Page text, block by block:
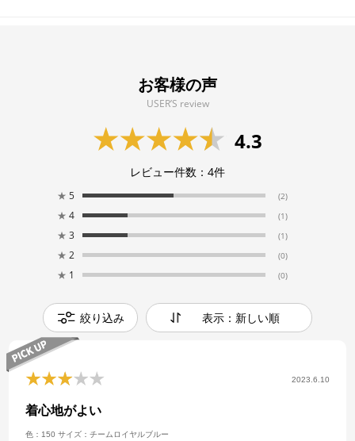
お客様の声
USER’S review
4.3
レビュー件数： 4件
★ 5 (2)
★ 4 (1)
★ 3 (1)
★ 2 (0)
★ 1 (0)
絞り込み 表示：新しい順
2023.6.10
着心地がよい
色：150 サイズ：チームロイヤルブルー